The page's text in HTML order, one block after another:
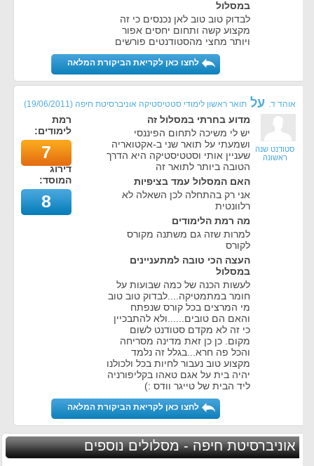
במסלול
לבדוק טוב טוב לאן נכנסים כי זה
מקצוע קשה ותחום יחסים אפור
ויותר מחצי מהסטודנטים פורשים
לחצו כאן לקריאת הביקורת המלאה
אוהד ד. על תואר ראשון לימודי סטטיסטיקה אוניברסיטת חיפה (
19/06/2011
)
סטודנט שנה
ראשונה
מדוע בחרתי במסלול זה
יש לי משיכה לתחום הפיננסי
ושמעתי על תואר שני ב-אקטואריה
שעניין אותי וסטטיסטיקה היא הדרך
הטובה ביותר לתואר זה
האם המסלול עמד בציפיות
אני רק בהתחלה לכן השאלה לא
רלוונטית
מה רמת הלימודים
למרות שזה גם משתנה מקורס
לקורס
העצה הכי טובה למתעניינים
במסלול
לעשות הכנה של כמה שבועות על
חומר במתמטיקה....לבדוק טוב טוב
מי המרצים בכל קורס שנפתח
והאם הם טובים......ולא להתבכיין
כי זה לא מקדם סטודנט לשום
מקום. כן כן זאת מדינה מסריחה
והכל פה חרא...בגלל זה נלמד
מקצוע טוב נעבור לחיות בכל ולכולנו
יהיה בית על אגם טאהו בקליפורניה
ליד הבית של טייגר וודס :)
רמת
לימודים:
7
דירוג
המוסד:
8
לחצו כאן לקריאת הביקורת המלאה
אוניברסיטת חיפה - מסלולים נוספים